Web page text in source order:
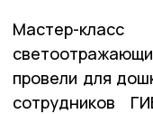
Мастер-
провели для
сотрудников